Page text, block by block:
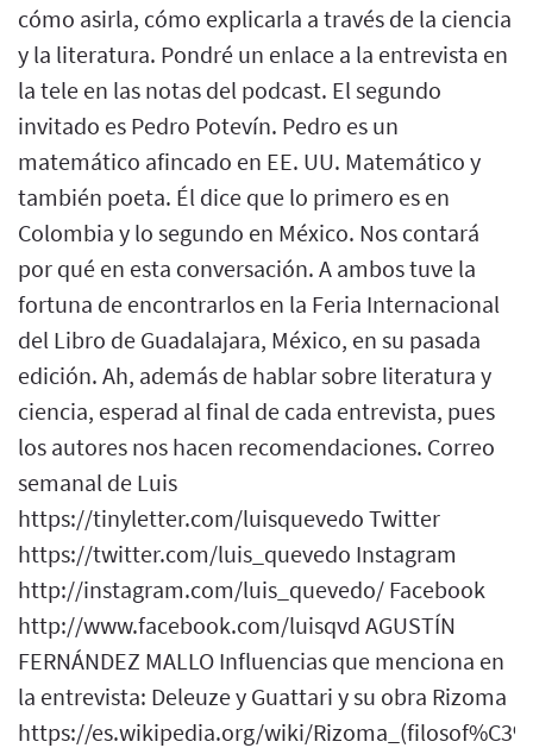
cómo asirla, cómo explicarla a través de la ciencia
y la literatura. Pondré un enlace a la entrevista en
la tele en las notas del podcast. El segundo
invitado es Pedro Potevín. Pedro es un
matemático afincado en EE. UU. Matemático y
también poeta. Él dice que lo primero es en
Colombia y lo segundo en México. Nos contará
por qué en esta conversación. A ambos tuve la
fortuna de encontrarlos en la Feria Internacional
del Libro de Guadalajara, México, en su pasada
edición. Ah, además de hablar sobre literatura y
ciencia, esperad al final de cada entrevista, pues
los autores nos hacen recomendaciones. Correo
semanal de Luis
https://tinyletter.com/luisquevedo Twitter
https://twitter.com/luis_quevedo Instagram
http://instagram.com/luis_quevedo/ Facebook
http://www.facebook.com/luisqvd AGUSTÍN
FERNÁNDEZ MALLO Influencias que menciona en
la entrevista: Deleuze y Guattari y su obra Rizoma
https://es.wikipedia.org/wiki/